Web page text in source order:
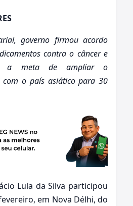
governo firmou acordo
contra o câncer e
a meta de ampliar o
com o país asiático para 30
Lula da Silva participou
em Nova Délhi, do